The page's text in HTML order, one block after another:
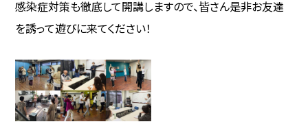
感染症対策も徹底して開講しますので、皆さん是非お友達
を誘って遊びに来てください！